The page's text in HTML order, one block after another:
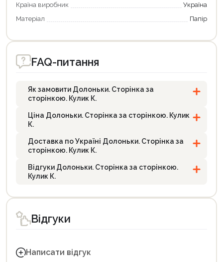
Країна виробник
Україна
Матеріал
Папір
FAQ-питання
Як замовити Долоньки. Сторінка за
сторінкою. Кулик К.
Ціна Долоньки. Сторінка за сторінкою. Кулик
К.
Доставка по Україні Долоньки. Сторінка за
сторінкою. Кулик К.
Відгуки Долоньки. Сторінка за сторінкою.
Кулик К.
Відгуки
Написати відгук